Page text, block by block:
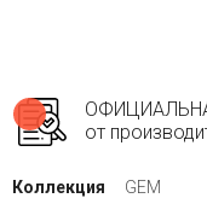
от
Коллекция
GEM